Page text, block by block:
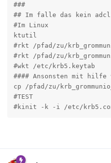
###
## Im falle das kein
#Im Linux
ktutil
#rkt /pfad/zu/
#rkt /pfad/zu/
#wkt /etc/krb5.keytab
#### Ansonsten mit
cp /pfad/zu/
#TEST
#kinit -k -i /etc/krb5.conf